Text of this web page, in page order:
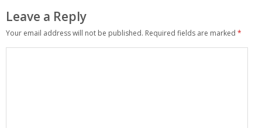
Leave a Reply
Your email address will not be published. Required fields are marked *